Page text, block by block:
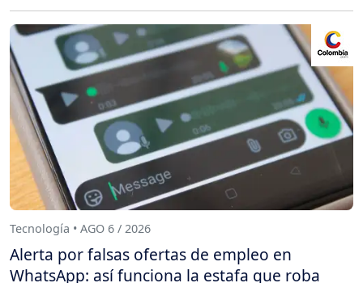
Tecnología • AGO 6 / 2026
Alerta por falsas ofertas de empleo en
WhatsApp: así funciona la estafa que roba